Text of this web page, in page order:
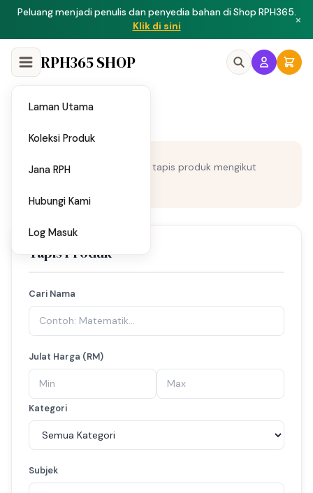
Peluang menjadi penulis dan penyedia bahan di Shop RPH365.
Klik di sini
×
Laman Utama
Koleksi Produk
Jana RPH
Hubungi Kami
Log Masuk
RPH365 SHOP
Bahasa
Cari dan tapis produk mengikut
Tapis Produk
Cari Nama
Julat Harga (RM)
Kategori
Subjek